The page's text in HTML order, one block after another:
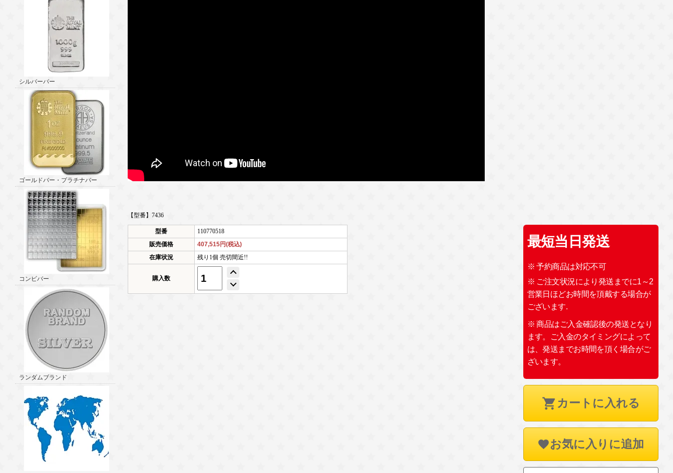
シルバーバー
ゴールドバー・プラチナバー
コンビバー
ランダムブランド
【型番】7436
型番
110770518
販売価格
407,515円(税込)
在庫状況
残り1個 売切間近!!
購入数
最短当日発送
※ 予約商品は対応不可
※ ご注文状況により発送までに1～2
営業日ほどお時間を頂戴する場合が
ございます.
※ 商品はご入金確認後の発送となり
ます。ご入金のタイミングによって
は、発送までお時間を頂く場合がご
ざいます。
カートに入れる
お気に入りに追加